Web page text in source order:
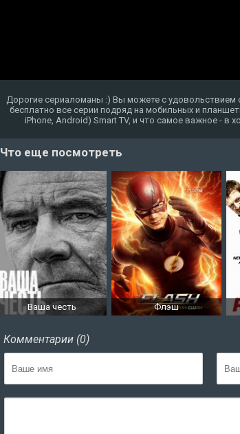
Дорогие сериаломаны :) Вы можете с удовольствием
бесплатно все серии подряд на мобильных и
iPhone, Android) Smart TV, и что самое важное - в
Что еще посмотреть
Ваша честь Флэш
Комментарии (0)